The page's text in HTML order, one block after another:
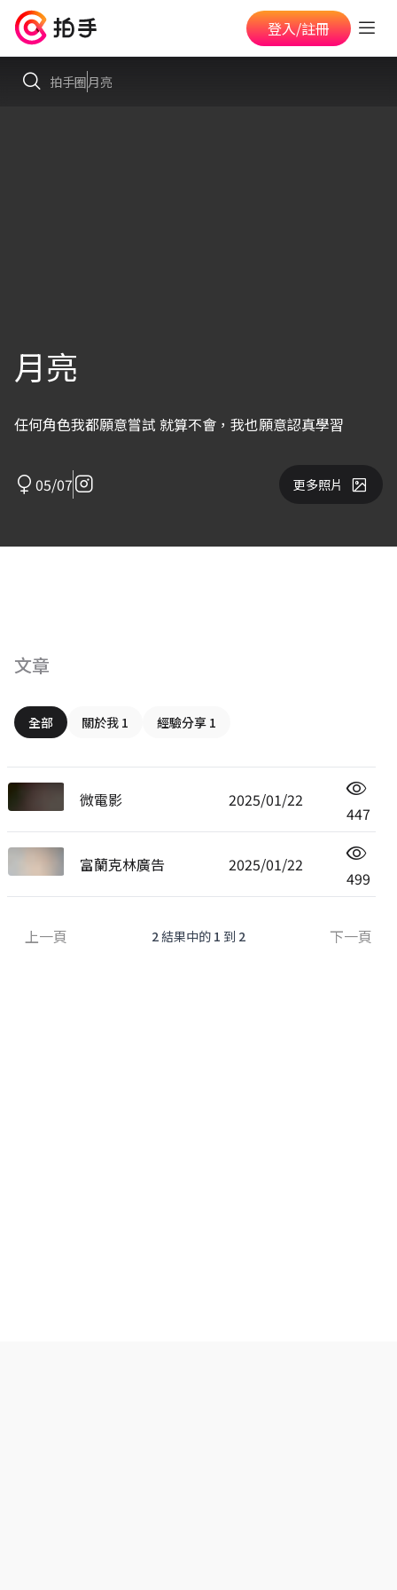
登入/註冊
拍手圈月亮
月亮
任何角色我都願意嘗試 就算不會，我也願意認真學習
05/07 更多照片
文章
全部 關於我 1 經驗分享 1
微電影 2025/01/22
447
富蘭克林廣告 2025/01/22
499
上一頁 2結果中的 1 到 2 下一頁